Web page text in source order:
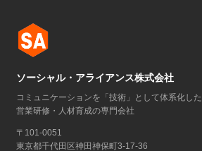
ソーシャル・アライアンス株式会社
コミュニケーションを「技術」として体系化した
営業研修・人材育成の専門会社
〒101-0051
東京都千代田区神田神保町3-17-36